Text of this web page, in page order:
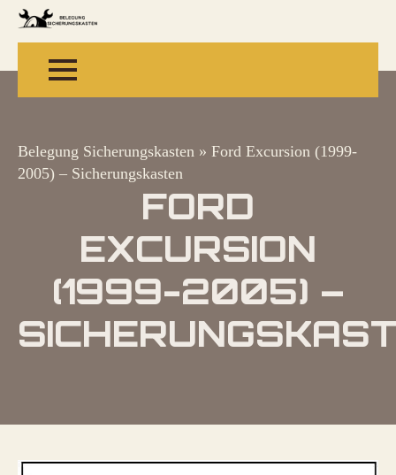
Belegung Sicherungskasten » Ford Excursion (1999-
2005) – Sicherungskasten
FORD
EXCURSION
(1999-2005) –